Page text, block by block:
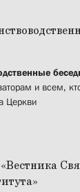
и всем,
Церкви